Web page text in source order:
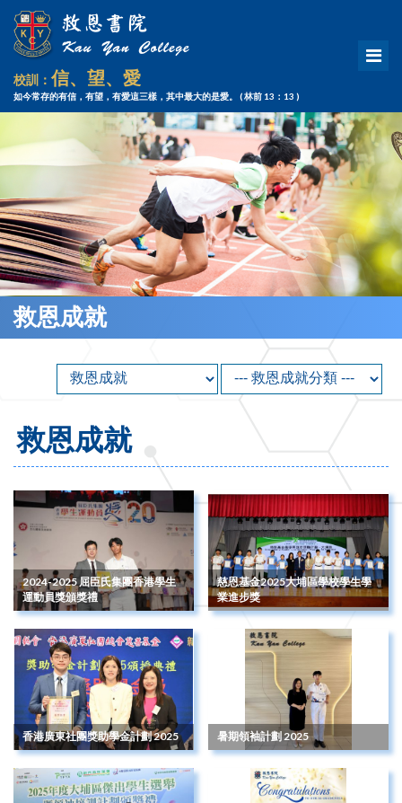
校訓：信、望、愛
如今常存的有信，有望，有愛這三樣，其中最大的是愛。 ( 林前 13：13 )
救恩成就
救恩成就
2024-2025 屈臣氏集團香港學生
運動員獎頒獎禮
慈恩基金2025大埔區學校學生學
業進步獎
香港廣東社團獎助學金計劃 2025 暑期領袖計劃 2025